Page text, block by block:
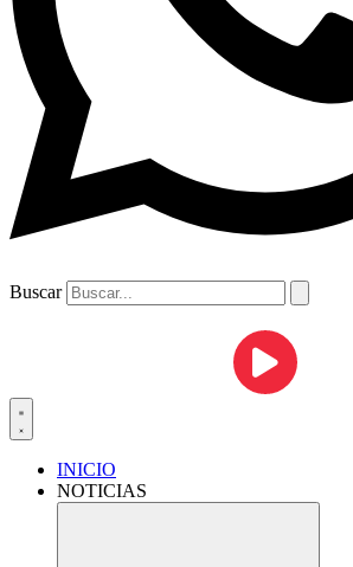
Buscar
INICIO
NOTICIAS